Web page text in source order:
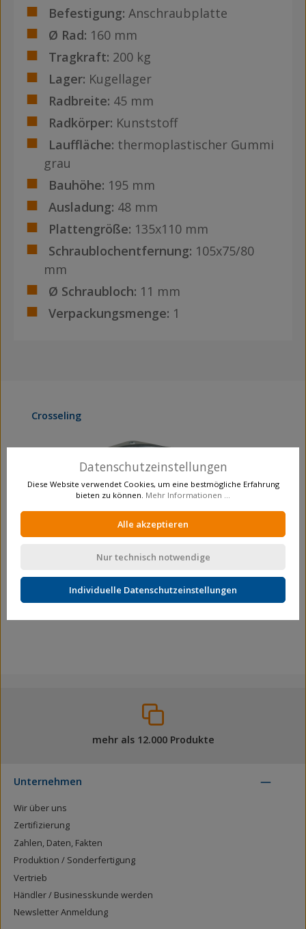
Befestigung: Anschraubplatte
Ø Rad: 160 mm
Tragkraft: 200 kg
Lager: Kugellager
Radbreite: 45 mm
Radkörper: Kunststoff
Lauffläche: thermoplastischer Gummi
grau
Bauhöhe: 195 mm
Ausladung: 48 mm
Plattengröße: 135x110 mm
Schraublochentfernung: 105x75/80
mm
Ø Schraubloch: 11 mm
Verpackungsmenge: 1
Produktgalerie überspringen
Crosseling
Transportrolle
Lenkrollen
mehr als 12.000 Produkte
Unternehmen
Wir über uns
Zertifizierung
Zahlen, Daten, Fakten
Produktion / Sonderfertigung
Vertrieb
Händler / Businesskunde werden
Newsletter Anmeldung
Datenschutzeinstellungen
Diese Website verwendet Cookies, um eine bestmögliche Erfahrung
bieten zu können. Mehr Informationen ...
Alle akzeptieren
Nur technisch notwendige
Individuelle Datenschutzeinstellungen